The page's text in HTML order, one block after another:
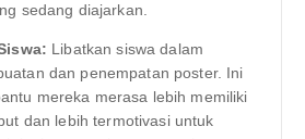
sedang diajarkan.
Libatkan siswa dalam
dan penempatan poster. Ini
mereka merasa lebih memiliki
dan lebih termotivasi untuk